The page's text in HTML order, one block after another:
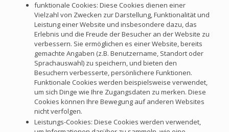
funktionale Cookies: Diese Cookies dienen einer
Vielzahl von Zwecken zur Darstellung, Funktionalität und
Leistung einer Website und insbesondere dazu, das
Erlebnis und die Freude der Besucher an der Website zu
verbessern. Sie ermöglichen es einer Website, bereits
gemachte Angaben (z.B. Benutzername, Standort oder
Sprachauswahl) zu speichern, und bieten den
Besuchern verbesserte, persönlichere Funktionen.
Funktionale Cookies werden beispielsweise verwendet,
um sich Dinge wie Ihre Zugangsdaten zu merken. Diese
Cookies können Ihre Bewegung auf anderen Websites
nicht verfolgen.
Leistungs-Cookies: Diese Cookies werden verwendet,